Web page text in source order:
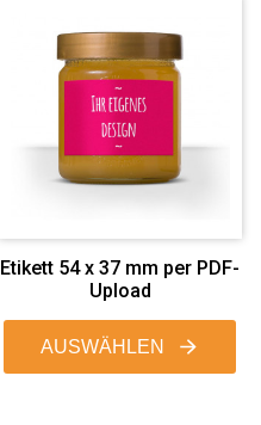
Etikett 54 x 37 mm per PDF-
Upload
AUSWÄHLEN